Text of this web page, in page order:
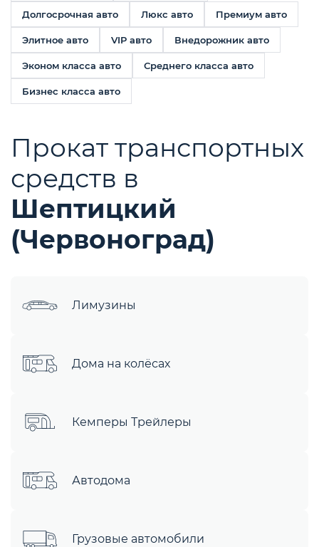
Долгосрочная авто Люкс авто Премиум авто
Элитное авто VIP авто Внедорожник авто
Эконом класса авто Среднего класса авто
Бизнес класса авто
Прокат транспортных
средств в
Шептицкий
(Червоноград)
Лимузины
Дома на колёсах
Кемперы Трейлеры
Автодома
Грузовые автомобили